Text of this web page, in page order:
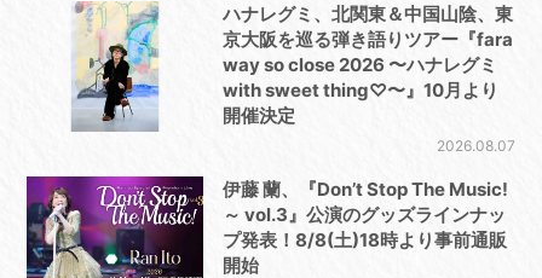
ハナレグミ、北関東＆中国山陰、東
京大阪を巡る弾き語りツアー『fara
way so close 2026 〜ハナレグミ
with sweet thing♡〜』10月より
開催決定
2026.08.07
伊藤 蘭、『Don’t Stop The Music!
～ vol.3』公演のグッズラインナッ
プ発表！8/8(土)18時より事前通販
開始